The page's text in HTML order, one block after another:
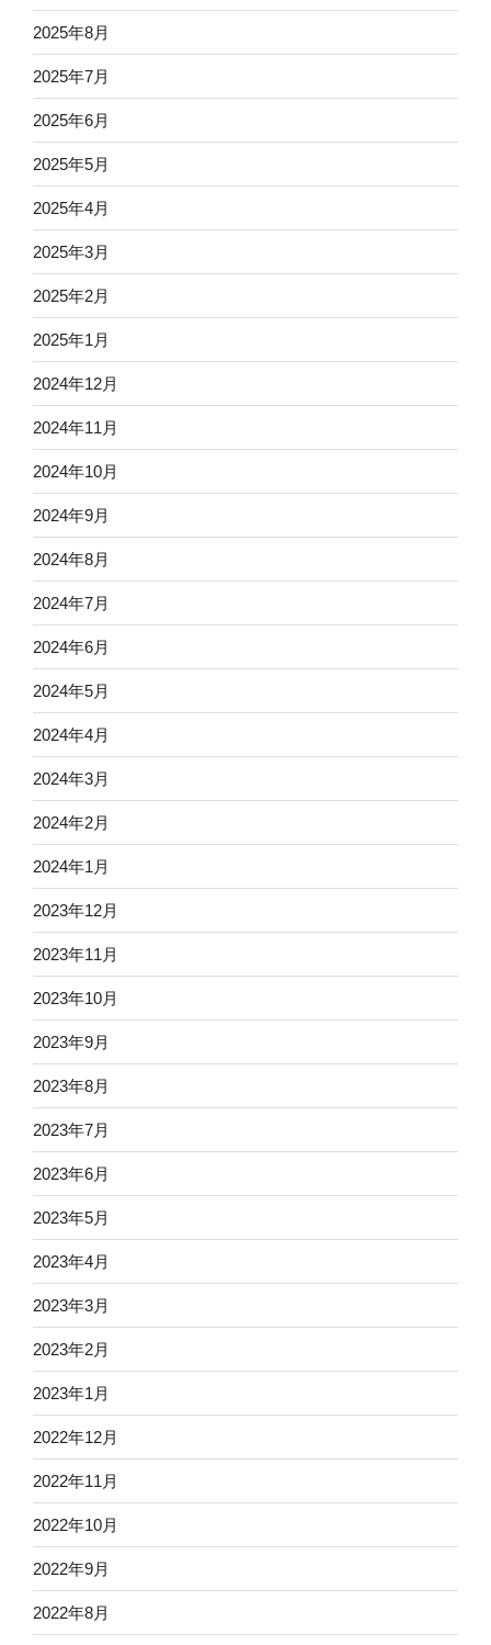
2025年8月
2025年7月
2025年6月
2025年5月
2025年4月
2025年3月
2025年2月
2025年1月
2024年12月
2024年11月
2024年10月
2024年9月
2024年8月
2024年7月
2024年6月
2024年5月
2024年4月
2024年3月
2024年2月
2024年1月
2023年12月
2023年11月
2023年10月
2023年9月
2023年8月
2023年7月
2023年6月
2023年5月
2023年4月
2023年3月
2023年2月
2023年1月
2022年12月
2022年11月
2022年10月
2022年9月
2022年8月